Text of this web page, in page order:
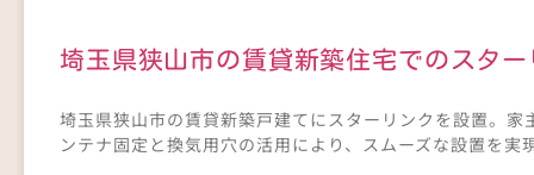
埼玉県狭山市の賃貸新築住宅でのスタ
埼玉県狭山市の賃貸新築戸建てにスターリンクを設置。
ンテナ固定と換気用穴の活用により、スムーズな設置を実